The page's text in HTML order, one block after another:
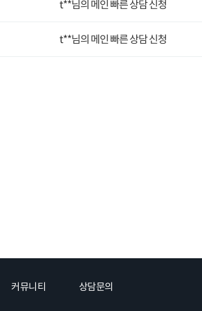
t**님의 메인 빠른 상담 신청
t**님의 메인 빠른 상담 신청
커뮤니티 상담문의